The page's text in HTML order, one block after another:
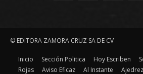
© EDITORA ZAMORA CRUZ SA DE CV
Inicio Sección Politica Hoy Escriben
Rojas
Aviso Eficaz Al Instante Ajedrez